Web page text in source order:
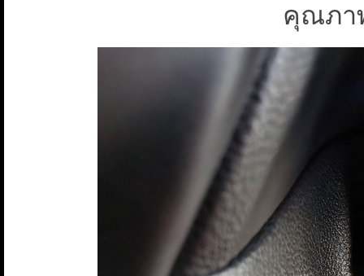
คุณภา